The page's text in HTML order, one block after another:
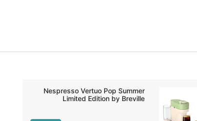
Nespresso Vertuo Pop Summer
Limited Edition by Breville